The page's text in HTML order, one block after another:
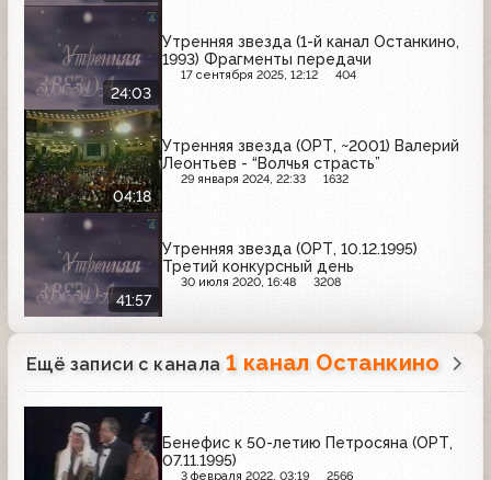
24:03
Утренняя звезда (1-й канал Останкино,
1993) Фрагменты передачи
17 сентября 2025, 12:12 404
04:18
Утренняя звезда (ОРТ, ~2001) Валерий
Леонтьев - “Волчья страсть”
29 января 2024, 22:33 1632
41:57
Утренняя звезда (ОРТ, 10.12.1995)
Третий конкурсный день
30 июля 2020, 16:48 3208
Ещё записи с канала 1 канал Останкино
Бенефис к 50-летию Петросяна (ОРТ,
07.11.1995)
3 февраля 2022, 03:19 2566